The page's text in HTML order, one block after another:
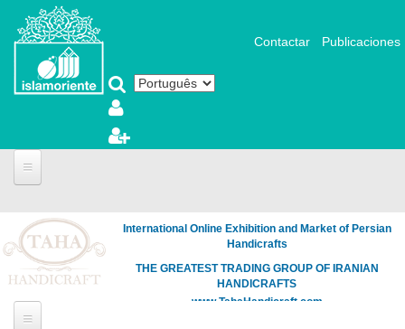
Pular para o conteúdo principal
Contactar Publicaciones
International Online Exhibition and Market of Persian
Handicrafts
THE GREATEST TRADING GROUP OF IRANIAN
HANDICRAFTS
www.TahaHandicraft.com